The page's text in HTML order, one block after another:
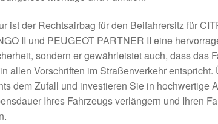
ist der Rechtsairbag für den Beifahrersitz für
II und PEUGEOT PARTNER II eine
sondern er gewährleistet auch, dass das
allen Vorschriften im Straßenverkehr entspricht.
dem Zufall und investieren Sie in hochwertige
Ihres Fahrzeugs verlängern und Ihren